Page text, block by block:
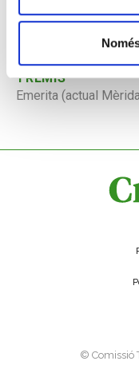
TREMÍS
Emerita (actual
©️ Comissió